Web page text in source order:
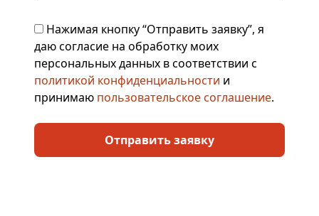
Нажимая кнопку “Отправить заявку”, я
даю согласие на обработку моих
персональных данных в соответствии с
политикой конфиденциальности и
принимаю пользовательское соглашение.
Отправить заявку